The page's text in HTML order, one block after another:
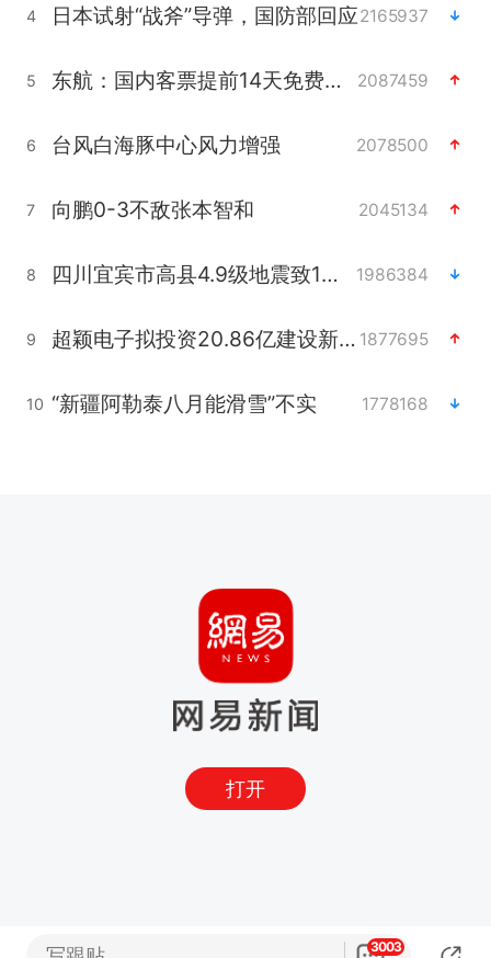
4 日本试射“战斧”导弹，国防部回应2165937
5 东航：国内客票提前14天免费退改 2087459
6 台风白海豚中心风力增强 2078500
7 向鹏0-3不敌张本智和 2045134
8 四川宜宾市高县4.9级地震致1人死亡 1986384
9 超颖电子拟投资20.86亿建设新项目 1877695
10 “新疆阿勒泰八月能滑雪”不实 1778168
打开
3003